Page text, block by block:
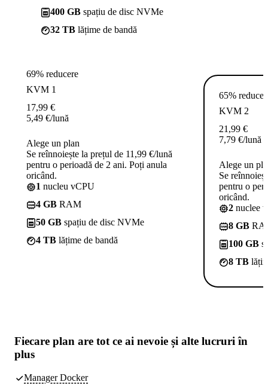
400 GB spațiu de disc NVMe
32 TB lățime de bandă
69% reducere
KVM 1
17,99 €
5,49 €/lună
Alege un plan
Se reînnoiește la prețul de 11,99 €/lună
pentru o perioadă de 2 ani. Poți anula
oricând.
1 nucleu vCPU
4 GB RAM
50 GB spațiu de disc NVMe
4 TB lățime de bandă
65%
KVM 2
21,99 €
7,79 €/lună
Alege un
Se
pentru o
oricând.
2 nuclee
8 GB
100 GB
8 TB
Fiecare plan are tot ce ai nevoie și alte lucruri în
plus
Manager Docker